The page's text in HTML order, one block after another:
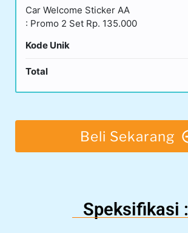
Car Welcome Sticker AA
: Promo 2 Set Rp. 135.000
Kode Unik
Total
Beli Sekarang
Speksifikasi :